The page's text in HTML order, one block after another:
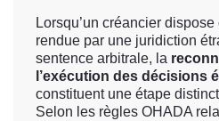
Lorsqu’un créancier
rendue par une juridiction
sentence arbitrale, la
l’exécution des décisions
constituent une étape
Selon les règles OHADA